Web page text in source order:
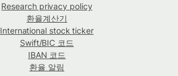
Research privacy policy
환율계산기
International stock ticker
Swift/BIC 코드
IBAN 코드
환율 알림